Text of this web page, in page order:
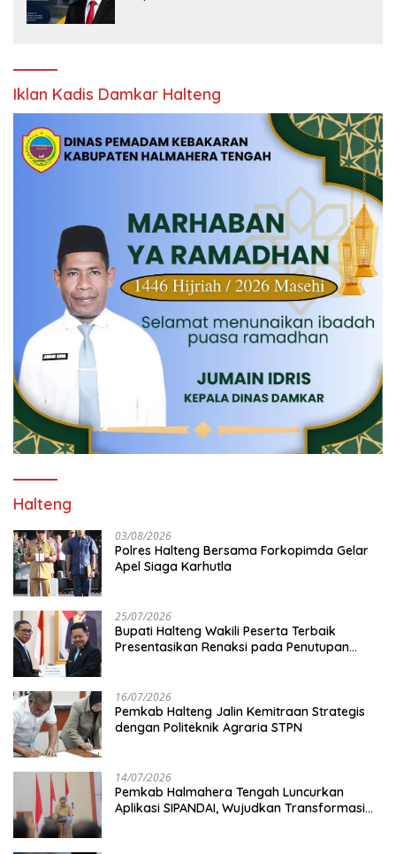
Iklan Kadis Damkar Halteng
Halteng
03/08/2026
Polres Halteng Bersama Forkopimda Gelar
Apel Siaga Karhutla
25/07/2026
Bupati Halteng Wakili Peserta Terbaik
Presentasikan Renaksi pada Penutupan
16/07/2026
Pemkab Halteng Jalin Kemitraan Strategis
dengan Politeknik Agraria STPN
14/07/2026
Pemkab Halmahera Tengah Luncurkan
Aplikasi SIPANDAI, Wujudkan Transformasi